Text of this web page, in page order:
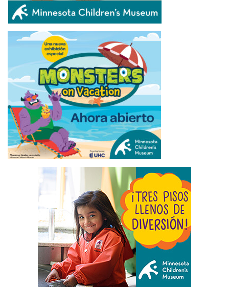
ÚLTIMAS NOTICIAS
SELECCIONAN GANADORES EN CONCURSOS DE
ESTAMPILLAS DE TRUCHA Y SALMÓN, Y DE
LUCIOPERCA 2027August 8, 2026
DEMANDARÁN APOYO DE AMY KLOBUCHAR APOYO
PARA UN ESTADO SANTUARIO
August 8, 2026
POLICÍA DE MINNEAPOLIS INVESTIGA HOMICIDIO EN
EL SUR DE MINNEAPOLIS
August 8, 2026